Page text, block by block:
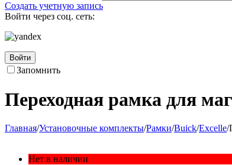
Создать учетную запись
Войти через соц. сеть:
Войти
Запомнить
Переходная рамка для
Главная/Установочные комплекты/Рамки/Buick/Excelle/
Нет в наличии